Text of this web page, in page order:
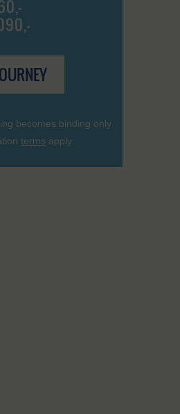
becomes binding only
terms apply.